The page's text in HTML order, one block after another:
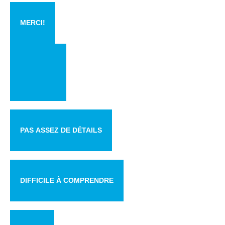
MERCI!
PAS ASSEZ DE DÉTAILS
DIFFICILE À COMPRENDRE